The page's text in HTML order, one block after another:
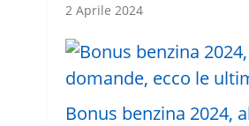
2 Aprile 2024
Bonus benzina 2024,